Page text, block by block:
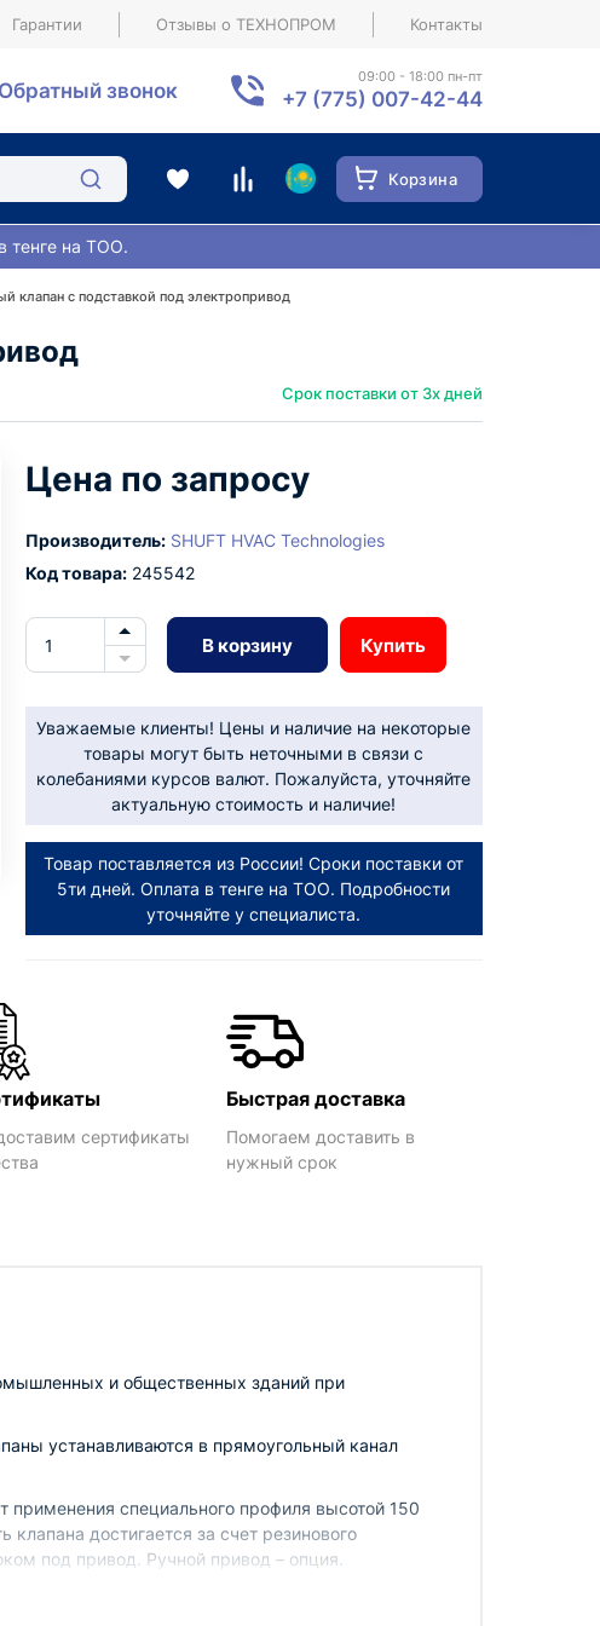
Гарантии Отзывы о ТЕХНОПРОМ Контакты
Обратный звонок
09:00 - 18:00 пн-пт
+7 (775) 007-42-44
Корзина
тенге на ТОО.
клапан с подставкой под электропривод
Срок поставки от 3х дней
Цена по запросу
Производитель: SHUFT HVAC Technologies
Код товара:245542
В корзину Купить
Уважаемые клиенты! Цены и наличие на некоторые
товары могут быть неточными в связи с
колебаниями курсов валют. Пожалуйста, уточняйте
актуальную стоимость и наличие!
Товар поставляется из России! Сроки поставки от
5ти дней. Оплата в тенге на ТОО. Подробности
уточняйте у специалиста.
сертификаты
Быстрая доставка
Помогаем доставить в
нужный срок
и общественных зданий при
устанавливаются в прямоугольный канал
специального профиля высотой 150
достигается за счет резинового
под привод. Ручной привод – опция.